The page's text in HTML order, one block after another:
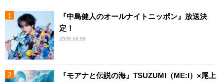
『中島健人のオールナイトニッポン』放送決
定！
2026.08.08
『モアナと伝説の海』TSUZUMI（ME:I）×尾上